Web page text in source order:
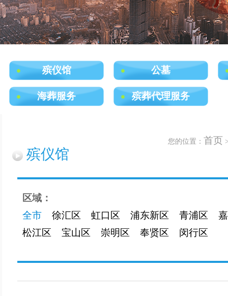
殡仪馆 公墓
海葬服务 殡葬代理服务
您的位置： 首页
殡仪馆
区域：
全市
徐汇区 虹口区 浦东新区 青浦区
松江区
宝山区 崇明区 奉贤区 闵行区